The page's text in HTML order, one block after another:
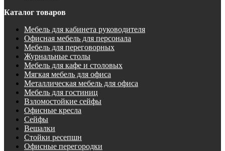
Каталог товаров
Мебель для кабинета руководителя
Офисная мебель для персонала
Мебель для переговорных
Журнальные столы
Мебель для кафе и столовых
Мягкая мебель для офиса
Металлическая мебель для офиса
Мебель для гостиниц
Взломостойкие сейфы
Офисные кресла
Сейфы
Вешалки
Стойки ресепшн
Офисные перегородки